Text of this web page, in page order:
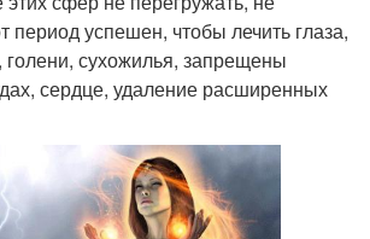
период успешен, чтобы лечить глаза,
голени, сухожилья, запрещены
сердце, удаление расширенных